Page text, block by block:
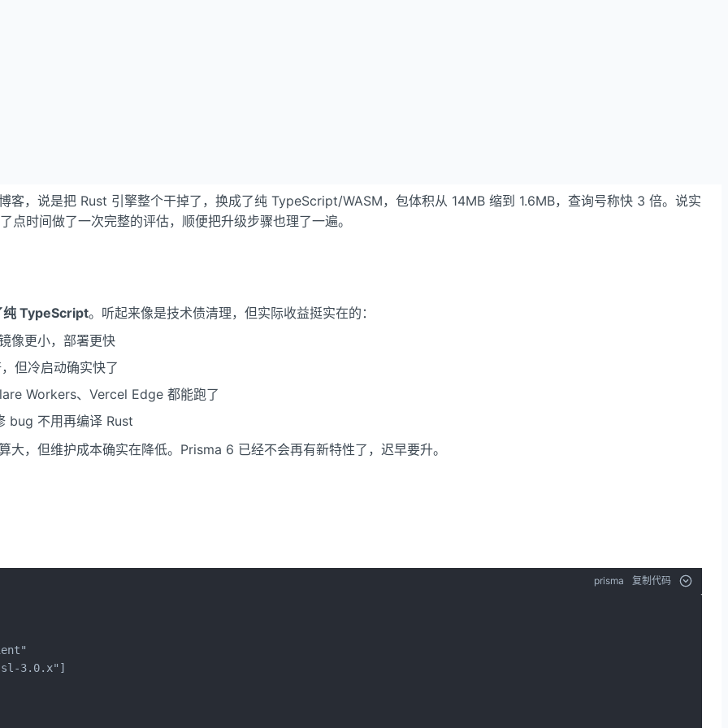
客，说是把 Rust 引擎整个干掉了，换成了纯 TypeScript/WASM，包体积从 14MB 缩到 1.6MB，查询号称快 3 倍。说实
时间做了一次完整的评估，顺便把升级步骤也理了一遍。
纯 TypeScript。听起来像是技术债清理，但实际收益挺实在的：
像更小，部署更快
但冷启动确实快了
Workers、Vercel Edge 都能跑了
bug 不用再编译 Rust
，但维护成本确实在降低。Prisma 6 已经不会再有新特性了，迟早要升。
prisma 复制代码
3.0.x"]